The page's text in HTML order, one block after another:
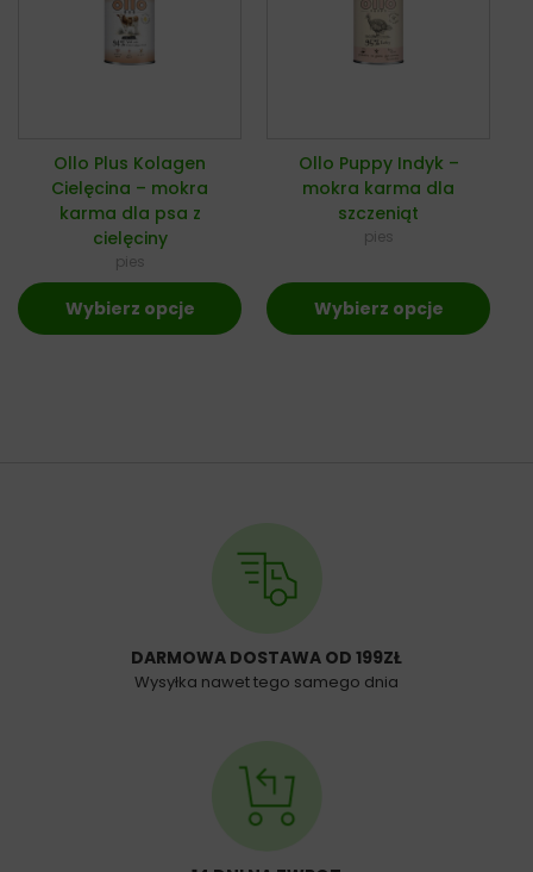
Ollo Plus Kolagen
Cielęcina – mokra
karma dla psa z
cielęciny
pies
Wybierz opcje
Ollo Puppy Indyk –
mokra karma dla
szczeniąt
pies
Wybierz opcje
DARMOWA DOSTAWA OD 199ZŁ
Wysyłka nawet tego samego dnia